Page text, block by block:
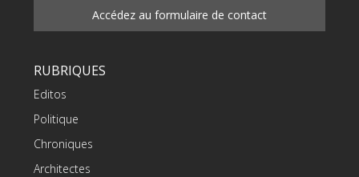
Accédez au formulaire de contact
RUBRIQUES
Editos
Politique
Chroniques
Architectes